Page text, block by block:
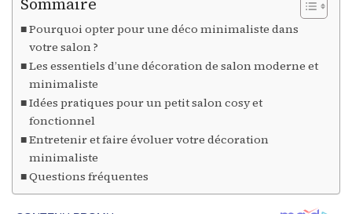
Pourquoi opter pour une déco minimaliste dans
votre salon ?
Les essentiels d’une décoration de salon moderne et
minimaliste
Idées pratiques pour un petit salon cosy et
fonctionnel
Entretenir et faire évoluer votre décoration
minimaliste
Questions fréquentes